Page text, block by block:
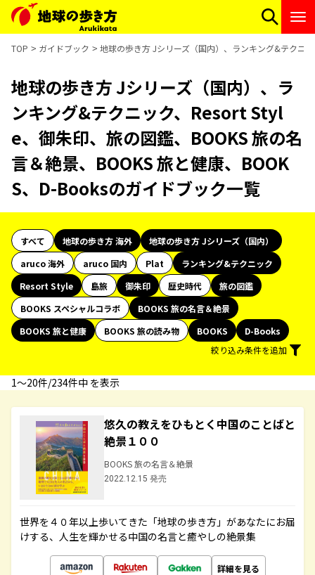
TOP ガイドブック 地球の歩き方 Jシリーズ（国内）、ランキング&テクニ
地球の歩き方 Jシリーズ（国内）、ラ
ンキング&テクニック、Resort Styl
e、御朱印、旅の図鑑、BOOKS 旅の名
言＆絶景、BOOKS 旅と健康、BOOK
S、D-Booksのガイドブック一覧
すべて 地球の歩き方 海外
地球の歩き方 Jシリーズ（国内）
aruco 海外
aruco 国内 Plat
ランキング&テクニック
Resort Style
島旅 御朱印 歴史時代
旅の図鑑
BOOKS スペシャルコラボ
BOOKS 旅の名言＆絶景
BOOKS 旅と健康
BOOKS 旅の読み物 BOOKS
D-Books
絞り込み条件を追加
1〜20件/234件中 を表示
悠久の教えをひもとく中国のことばと
絶景１００
BOOKS 旅の名言＆絶景
2022.12.15 発売
世界を４０年以上歩いてきた「地球の歩き方」があなたにお届
けする、人生を輝かせる中国の名言と癒やしの絶景集
詳細を見る